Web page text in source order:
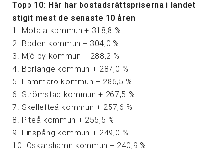
Topp 10: Här har bostadsrättspriserna i landet
stigit mest de senaste 10 åren
1. Motala kommun + 318,8 %
2. Boden kommun + 304,0 %
3. Mjölby kommun + 288,2 %
4. Borlänge kommun + 287,0 %
5. Hammarö kommun + 286,5 %
6. Strömstad kommun + 267,5 %
7. Skellefteå kommun + 257,6 %
8. Piteå kommun + 255,5 %
9. Finspång kommun + 249,0 %
10. Oskarshamn kommun + 240,9 %